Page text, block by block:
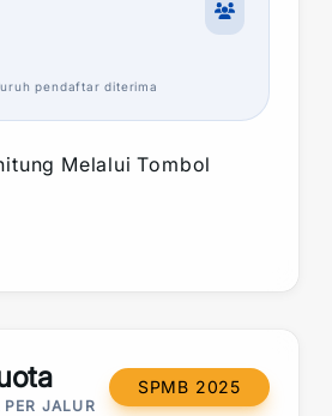
pendaftar diterima
Melalui Tombol
PER JALUR
SPMB 2025